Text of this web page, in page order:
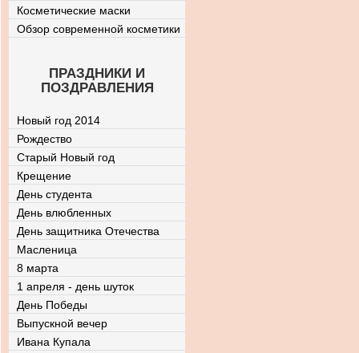
Косметические маски
Обзор современной косметики
ПРАЗДНИКИ И
ПОЗДРАВЛЕНИЯ
Новый год 2014
Рождество
Старый Новый год
Крещение
День студента
День влюбленных
День защитника Отечества
Масленица
8 марта
1 апреля - день шуток
День Победы
Выпускной вечер
Ивана Купала